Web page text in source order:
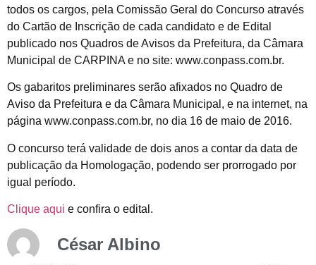
todos os cargos, pela Comissão Geral do Concurso através
do Cartão de Inscrição de cada candidato e de Edital
publicado nos Quadros de Avisos da Prefeitura, da Câmara
Municipal de CARPINA e no site: www.conpass.com.br.
Os gabaritos preliminares serão afixados no Quadro de
Aviso da Prefeitura e da Câmara Municipal, e na internet, na
página www.conpass.com.br, no dia 16 de maio de 2016.
O concurso terá validade de dois anos a contar da data de
publicação da Homologação, podendo ser prorrogado por
igual período.
Clique aqui e confira o edital.
César Albino